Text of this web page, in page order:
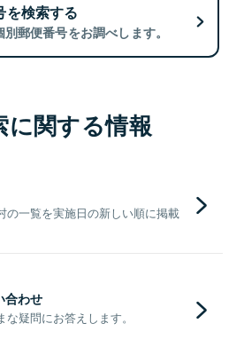
を検索する
郵便番号をお調べします。
に関する情報
の一覧を実施日の新しい順に掲載
合わせ
疑問にお答えします。